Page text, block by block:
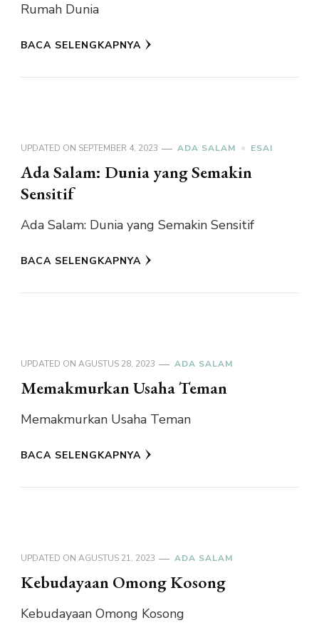
Rumah Dunia
BACA SELENGKAPNYA
UPDATED ON SEPTEMBER 4, 2023 ADA SALAM ESAI
Ada Salam: Dunia yang Semakin
Sensitif
Ada Salam: Dunia yang Semakin Sensitif
BACA SELENGKAPNYA
UPDATED ON AGUSTUS 28, 2023 ADA SALAM
Memakmurkan Usaha Teman
Memakmurkan Usaha Teman
BACA SELENGKAPNYA
UPDATED ON AGUSTUS 21, 2023 ADA SALAM
Kebudayaan Omong Kosong
Kebudayaan Omong Kosong